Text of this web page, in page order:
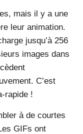
mais il y a une
leur animation.
jusqu’à 256
images dans
C’est
rapide !
à de courtes
GIFs ont